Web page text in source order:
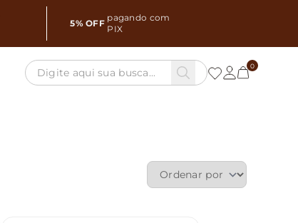
5% OFF
pagando com
PIX
0